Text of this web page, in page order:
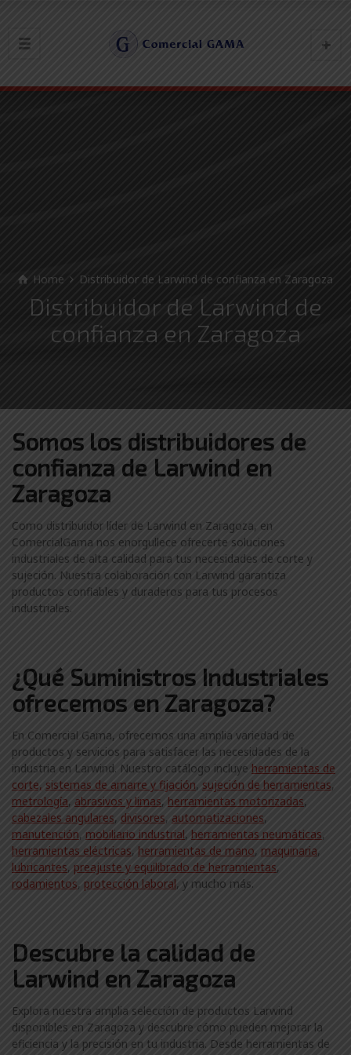
Home Distribuidor de Larwind de confianza en Zaragoza
Distribuidor de Larwind de
confianza en Zaragoza
Somos los distribuidores de
confianza de Larwind en
Zaragoza
Como distribuidor líder de Larwind en Zaragoza, en
ComercialGama nos enorgullece ofrecerte soluciones
industriales de alta calidad para tus necesidades de corte y
sujeción. Nuestra colaboración con Larwind garantiza
productos confiables y duraderos para tus procesos
industriales.
¿Qué Suministros Industriales
ofrecemos en Zaragoza?
En Comercial Gama, ofrecemos una amplia variedad de
productos y servicios para satisfacer las necesidades de la
industria en Larwind. Nuestro catálogo incluye herramientas de
corte, sistemas de amarre y fijación, sujeción de herramientas,
metrología, abrasivos y limas, herramientas motorizadas,
cabezales angulares, divisores, automatizaciones,
manutención, mobiliario industrial, herramientas neumáticas,
herramientas eléctricas, herramientas de mano, maquinaria,
lubricantes, preajuste y equilibrado de herramientas,
rodamientos, protección laboral, y mucho más.
Descubre la calidad de
Larwind en Zaragoza
Explora nuestra amplia selección de productos Larwind
disponibles en Zaragoza y descubre cómo pueden mejorar la
eficiencia y la precisión en tu industria. Desde herramientas de